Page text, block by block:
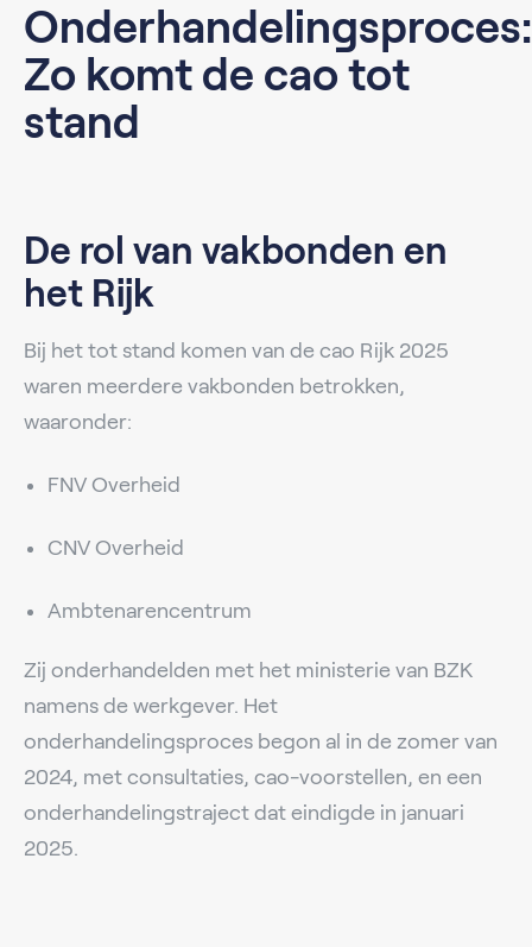
Onderhandelingsproces:
Zo komt de cao tot
stand
De rol van vakbonden en
het Rijk
Bij het tot stand komen van de cao Rijk 2025
waren meerdere vakbonden betrokken,
waaronder:
FNV Overheid
CNV Overheid
Ambtenarencentrum
Zij onderhandelden met het ministerie van BZK
namens de werkgever. Het
onderhandelingsproces begon al in de zomer van
2024, met consultaties, cao-voorstellen, en een
onderhandelingstraject dat eindigde in januari
2025.